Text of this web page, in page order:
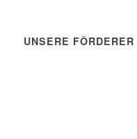
UNSERE FÖRDERER